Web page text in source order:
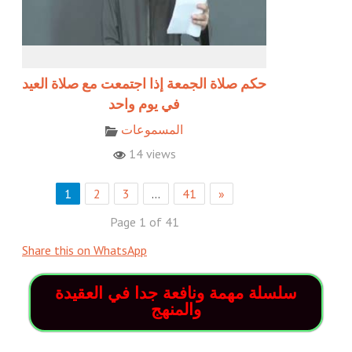
حكم صلاة الجمعة إذا اجتمعت مع صلاة العيد
في يوم واحد
المسموعات
14 views
1 2 3 … 41
»
Page 1 of 41
Share this on WhatsApp
سلسلة مهمة ونافعة جدا في العقيدة
والمنهج